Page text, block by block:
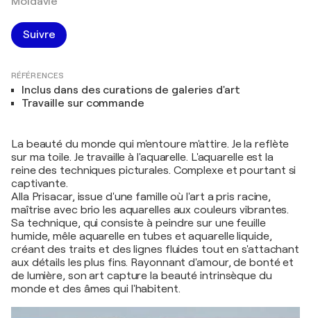
Suivre
RÉFÉRENCES
Inclus dans des curations de galeries d'art
Travaille sur commande
La beauté du monde qui m'entoure m'attire. Je la reflète
sur ma toile. Je travaille à l'aquarelle. L'aquarelle est la
reine des techniques picturales. Complexe et pourtant si
captivante.
Alla Prisacar, issue d'une famille où l'art a pris racine,
maîtrise avec brio les aquarelles aux couleurs vibrantes.
Sa technique, qui consiste à peindre sur une feuille
humide, mêle aquarelle en tubes et aquarelle liquide,
créant des traits et des lignes fluides tout en s'attachant
aux détails les plus fins. Rayonnant d'amour, de bonté et
de lumière, son art capture la beauté intrinsèque du
monde et des âmes qui l'habitent.